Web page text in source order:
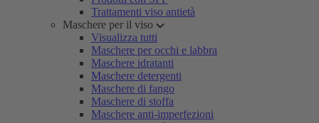
Trattamenti viso antietà
Maschere per il viso
Visualizza tutti
Maschere per occhi e labbra
Maschere idratanti
Maschere detergenti
Maschere di fango
Maschere di stoffa
Maschere anti-imperfezioni